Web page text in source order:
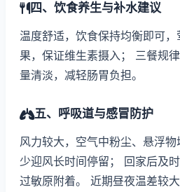
四、饮食养生与补水建议
温度舒适，饮食保持均衡即可
果，保证维生素摄入； 三餐规
量清淡，减轻肠胃负担。
五、呼吸道与感冒防护
风力较大，空气中粉尘、悬浮
少迎风长时间停留； 回家后及
过敏原附着。 近期昼夜温差较